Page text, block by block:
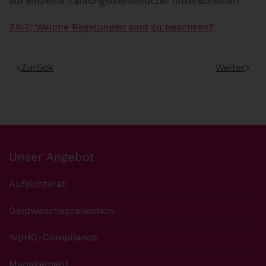
ZAIT: Welche Regelungen sind zu beachten?
Zurück Weiter
Unser Angebot
Aufsichtsrat
Geldwäscheprävention
WpHG-Compliance